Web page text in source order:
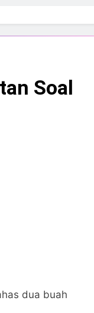
Soal
dua buah